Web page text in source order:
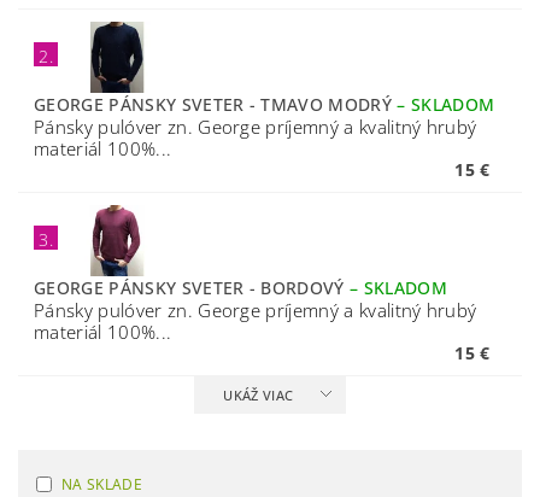
2.
GEORGE PÁNSKY SVETER - TMAVO MODRÝ– SKLADOM
Pánsky pulóver zn. George príjemný a kvalitný hrubý
materiál 100%...
15 €
3.
GEORGE PÁNSKY SVETER - BORDOVÝ– SKLADOM
Pánsky pulóver zn. George príjemný a kvalitný hrubý
materiál 100%...
15 €
UKÁŽ VIAC
NA SKLADE